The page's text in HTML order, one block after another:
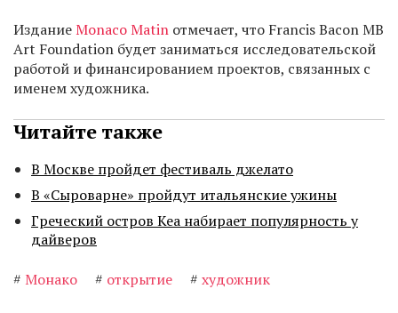
ИзданиеMonaco Matin отмечает, что Francis Bacon MB
Art Foundation будет заниматься исследовательской
работой и финансированием проектов, связанных с
именем художника.
Читайте также
В Москве пройдет фестиваль джелато
В «Сыроварне» пройдут итальянские ужины
Греческий остров Кеа набирает популярность у
дайверов
# Монако # открытие # художник